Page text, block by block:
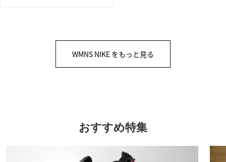
WMNS NIKE をもっと見る
おすすめ特集